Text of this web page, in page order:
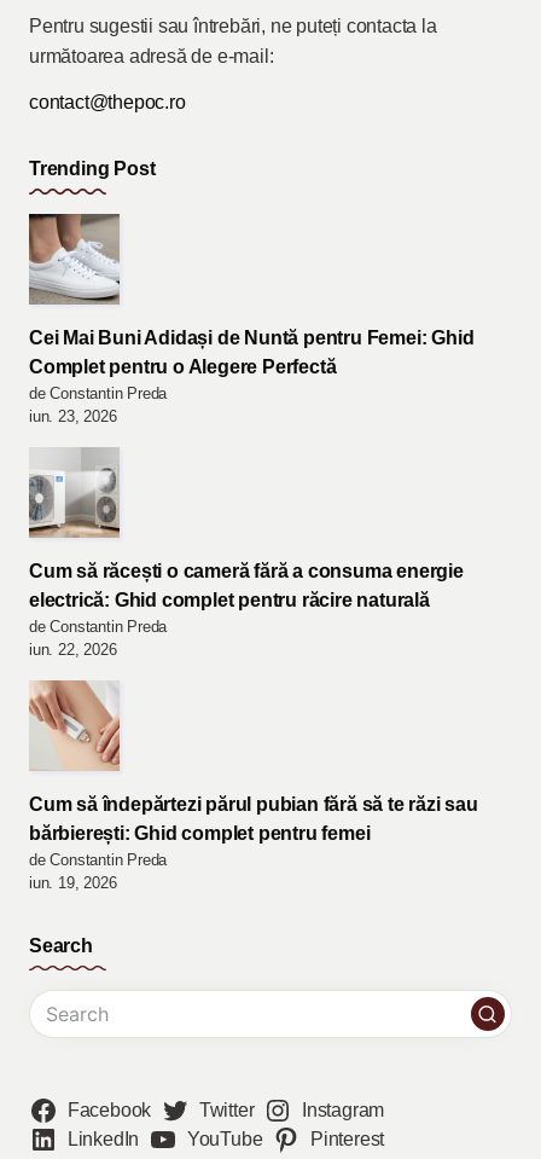
Pentru sugestii sau întrebări, ne puteți contacta la
următoarea adresă de e-mail:
contact@thepoc.ro
Trending Post
Cei Mai Buni Adidași de Nuntă pentru Femei: Ghid
Complet pentru o Alegere Perfectă
de Constantin Preda
iun. 23, 2026
Cum să răcești o cameră fără a consuma energie
electrică: Ghid complet pentru răcire naturală
de Constantin Preda
iun. 22, 2026
Cum să îndepărtezi părul pubian fără să te răzi sau
bărbierești: Ghid complet pentru femei
de Constantin Preda
iun. 19, 2026
Search
Facebook Twitter
Instagram
LinkedIn
YouTube Pinterest